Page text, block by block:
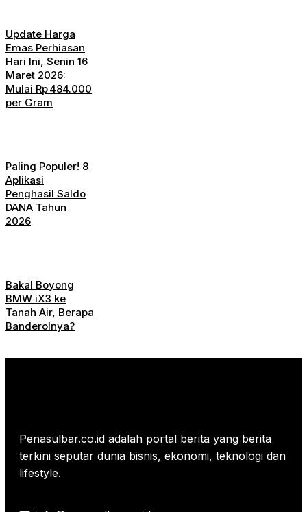
Update Harga
Emas Perhiasan
Hari Ini, Senin 16
Maret 2026:
Mulai Rp 484.000
per Gram
Paling Populer! 8
Aplikasi
Penghasil Saldo
DANA Tahun
2026
Bakal Boyong
BMW iX3 ke
Tanah Air, Berapa
Banderolnya?
Penasulbar.co.id adalah portal berita yang berita
terkini seputar dunia bisnis, ekonomi, teknologi dan
lifestyle.